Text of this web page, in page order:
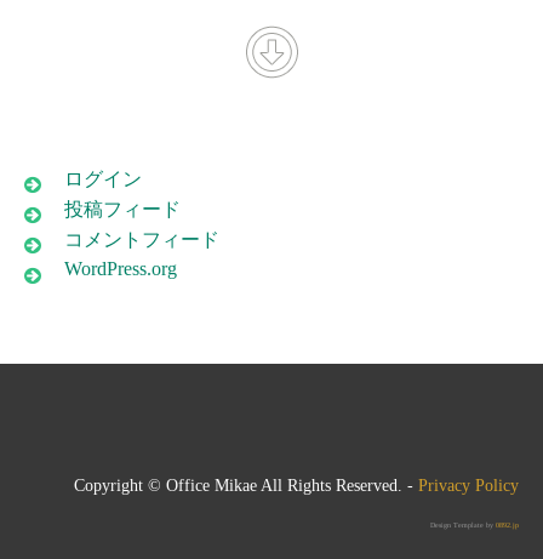
ログイン
投稿フィード
コメントフィード
WordPress.org
Copyright © Office Mikae All Rights Reserved. - Privacy Policy
Design Template by 0892.jp